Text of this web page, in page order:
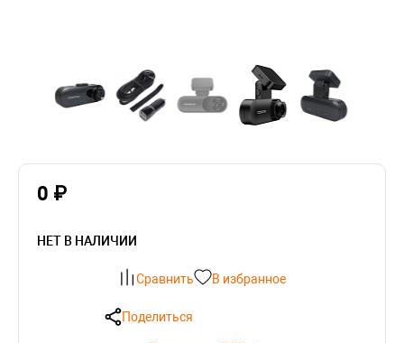
0 ₽
НЕТ В НАЛИЧИИ
Сравнить В избранное
Поделиться